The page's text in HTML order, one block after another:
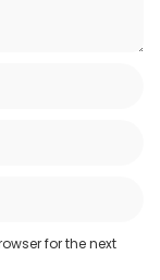
for the next